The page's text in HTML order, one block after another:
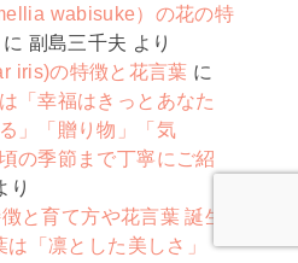
wabisuke）の花の特
に 副島三千夫 より
iris)の特徴と花言葉 に
「幸福はきっとあなた
」「贈り物」「気
の季節まで丁寧にご紹
り
と育て方や花言葉 誕生
「凛とした美しさ」